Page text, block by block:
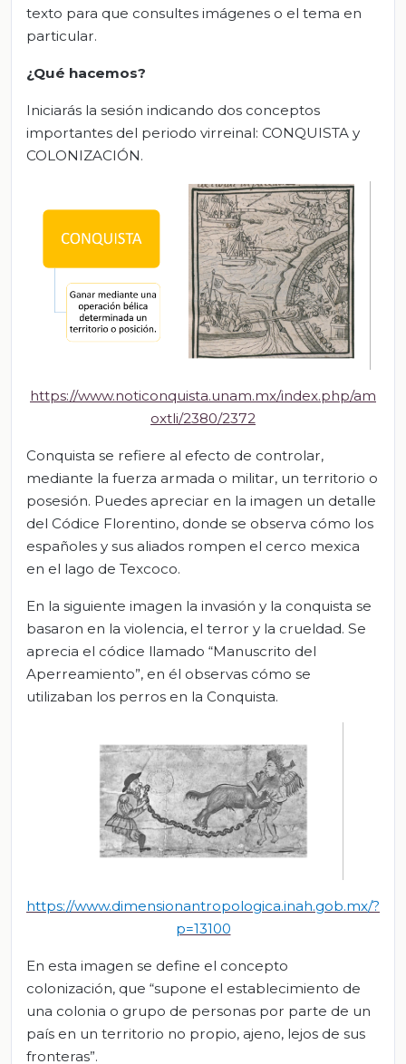
texto para que consultes imágenes o el tema en
particular.
¿Qué hacemos?
Iniciarás la sesión indicando dos conceptos
importantes del periodo virreinal: CONQUISTA y
COLONIZACIÓN.
https://www.noticonquista.unam.mx/index.php/am
oxtli/2380/2372
Conquista se refiere al efecto de controlar,
mediante la fuerza armada o militar, un territorio o
posesión. Puedes apreciar en la imagen un detalle
del Códice Florentino, donde se observa cómo los
españoles y sus aliados rompen el cerco mexica
en el lago de Texcoco.
En la siguiente imagen la invasión y la conquista se
basaron en la violencia, el terror y la crueldad. Se
aprecia el códice llamado “Manuscrito del
Aperreamiento”, en él observas cómo se
utilizaban los perros en la Conquista.
https://www.dimensionantropologica.inah.gob.mx/?
p=13100
En esta imagen se define el concepto
colonización, que “supone el establecimiento de
una colonia o grupo de personas por parte de un
país en un territorio no propio, ajeno, lejos de sus
fronteras”.